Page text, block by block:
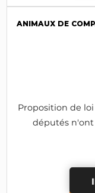
ANIMAUX DE
Proposition de
députés